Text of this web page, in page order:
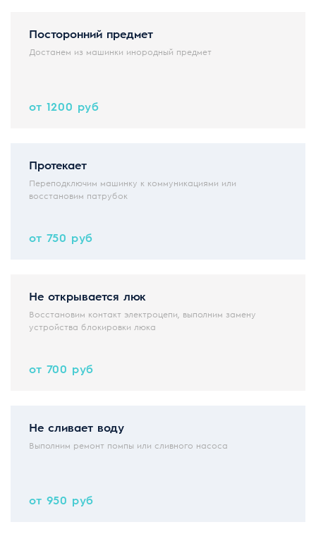
Посторонний предмет
Достанем из машинки инородный предмет
от 1200 руб
Протекает
Переподключим машинку к коммуникациями или
восстановим патрубок
от 750 руб
Не открывается люк
Восстановим контакт электроцепи, выполним замену
устройства блокировки люка
от 700 руб
Не сливает воду
Выполним ремонт помпы или сливного насоса
от 950 руб